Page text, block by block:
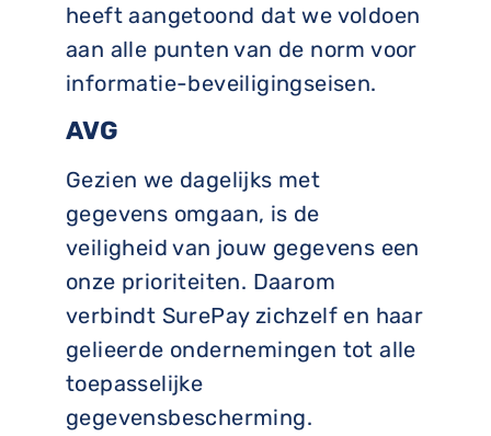
heeft aangetoond dat we voldoen
aan alle punten van de norm voor
informatie-beveiligingseisen.
AVG
Gezien we dagelijks met
gegevens omgaan, is de
veiligheid van jouw gegevens een
onze prioriteiten. Daarom
verbindt SurePay zichzelf en haar
gelieerde ondernemingen tot alle
toepasselijke
gegevensbescherming.